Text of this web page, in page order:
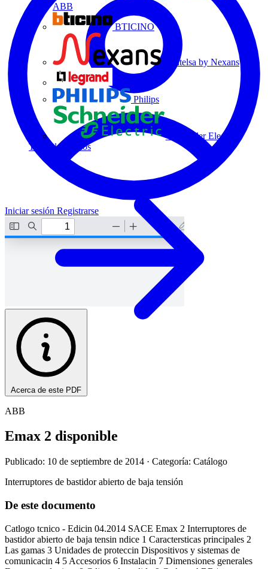
ABB
BTICINO
Centelsa by Nexans
Philips
Schneider Electric
Todos los socios
Iniciar sesión Registrarse
Acerca de este PDF
ABB
Emax 2 disponible
Publicado: 10 de septiembre de 2014 · Categoría: Catálogo
Interruptores de bastidor abierto de baja tensión
De este documento
Catlogo tcnico - Edicin 04.2014 SACE Emax 2 Interruptores de
bastidor abierto de baja tensin ndice 1 Caractersticas principales 2
Las gamas 3 Unidades de proteccin Dispositivos y sistemas de
comunicacin 4 5 Accesorios 6 Instalacin 7 Dimensiones generales